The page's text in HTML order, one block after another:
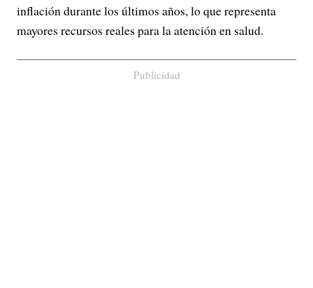
inflación durante los últimos años, lo que representa
mayores recursos reales para la atención en salud.
Publicidad